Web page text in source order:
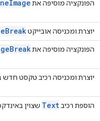
הפונקציה מוסיפה את Image
יוצרת ומכניסה אובייקטBreak
הפונקציה מוסיפה אתBreak
יוצרת ומכניסה רכיב טקסט חדש
הוספת רכיבText שצוין